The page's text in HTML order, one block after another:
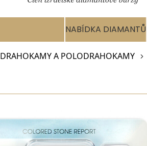
NABÍDKA DIAMANTŮ
DRAHOKAMY A POLODRAHOKAMY